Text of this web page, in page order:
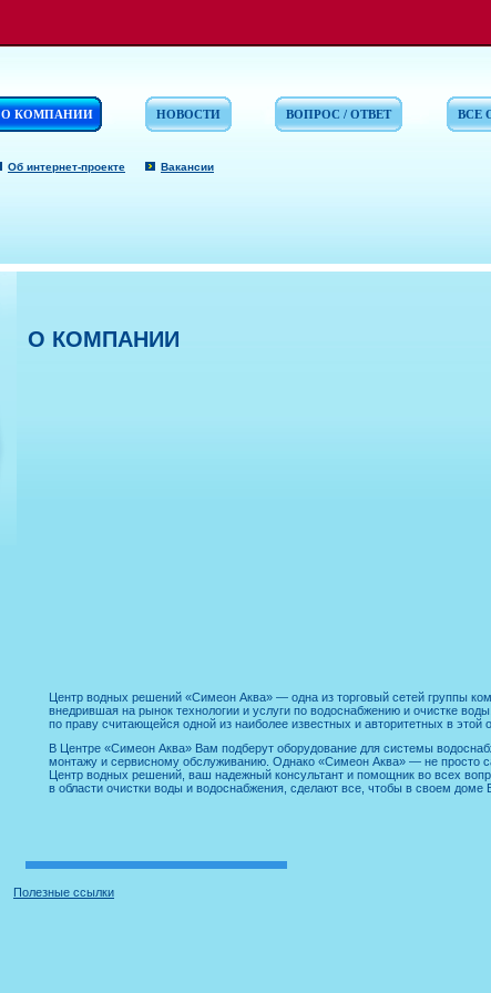
О КОМПАНИИ НОВОСТИ ВОПРОС / ОТВЕТ ВСЕ
Об интернет-проекте Вакансии
О КОМПАНИИ
Центр водных решений «Симеон Аква» — одна из торговый сетей группы
внедрившая на рынок технологии и услуги по водоснабжению и очистке
по праву считающейся одной из наиболее известных и авторитетных в этой
В Центре «Симеон Аква» Вам подберут оборудование для системы
монтажу и сервисному обслуживанию. Однако «Симеон Аква» — не просто
Центр водных решений, ваш надежный консультант и помощник во всех
в области очистки воды и водоснабжения, сделают все, чтобы в своем доме
Полезные ссылки